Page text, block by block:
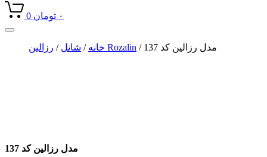
0 ۰ تومان
Toggle
navigation
خانه / شانل / رزالین Rozalin / مدل رزالین کد 137
مدل رزالین کد 137